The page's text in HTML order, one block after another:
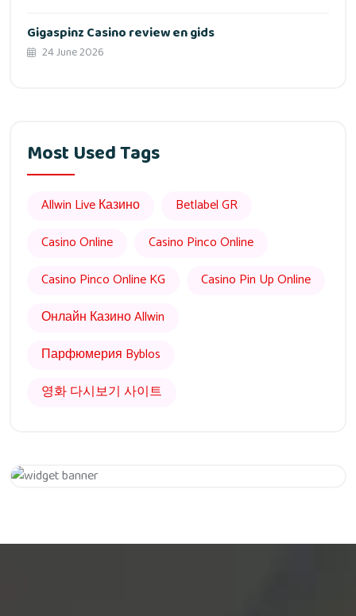
Gigaspinz Casino review en gids
24 June 2026
Most Used Tags
Allwin Live Казино
Betlabel GR
Casino Online
Casino Pinco Online
Casino Pinco Online KG
Casino Pin Up Online
Онлайн Казино Allwin
Парфюмерия Byblos
영화 다시보기 사이트